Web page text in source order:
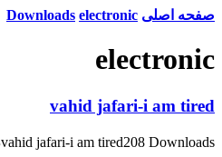
صفحه اصلی Downloads electronic
electronic
vahid jafari-i am tired
vahid jafari-i am tired208 Downloadsدانلود ...